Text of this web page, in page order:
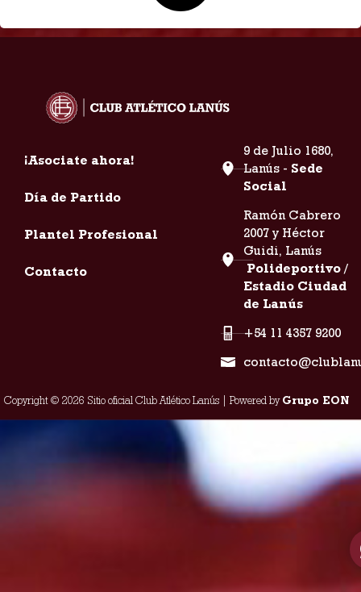
¡Asociate ahora!
Día de Partido
Plantel Profesional
Contacto
9 de Julio 1680,
Lanús - Sede
Social
Ramón Cabrero
2007 y Héctor
Guidi, Lanús
Polideportivo /
Estadio Ciudad
de Lanús
+54 11 4357 9200
Copyright © 2026 Sitio oficial Club Atlético Lanús | Powered byGrupo EON